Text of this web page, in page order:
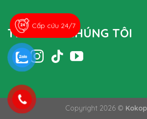
THEO DÕI CHÚNG TÔI
Copyright 2026 ©
Cấp cứu 24/7